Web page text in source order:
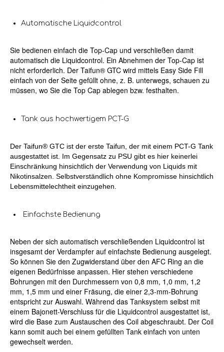
Automatische Liquidcontrol
Sie bedienen einfach die Top-Cap und verschließen damit
automatisch die Liquidcontrol. Ein Abnehmen der Top-Cap ist
nicht erforderlich. Der Taifun® GTC wird mittels Easy Side Fill
einfach von der Seite gefüllt ohne, z. B. unterwegs, schauen zu
müssen, wo Sie die Top Cap ablegen bzw. festhalten.
Tank aus hochwertigem PCT-G
Der Taifun® GTC ist der erste Taifun, der mit einem PCT-G Tank
ausgestattet ist. Im Gegensatz zu PSU gibt es hier keinerlei
Einschränkung hinsichtlich der Verwendung von Liquids mit
Nikotinsalzen. Selbstverständlich ohne Kompromisse hinsichtlich
Lebensmittelechtheit einzugehen.
Einfachste Bedienung
Neben der sich automatisch verschließenden Liquidcontrol ist
insgesamt der Verdampfer auf einfachste Bedienung ausgelegt.
So können Sie den Zugwiderstand über den AFC Ring an die
eigenen Bedürfnisse anpassen. Hier stehen verschiedene
Bohrungen mit den Durchmessern von 0,8 mm, 1,0 mm, 1,2
mm, 1,5 mm und einer Fräsung, die einer 2,3-mm-Bohrung
entspricht zur Auswahl. Während das Tanksystem selbst mit
einem Bajonett-Verschluss für die Liquidcontrol ausgestattet ist,
wird die Base zum Austauschen des Coil abgeschraubt. Der Coil
kann somit auch bei einem gefüllten Tank einfach von unten
gewechselt werden.